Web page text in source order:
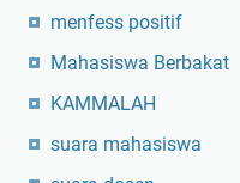
menfess positif
Mahasiswa Berbakat
KAMMALAH
suara mahasiswa